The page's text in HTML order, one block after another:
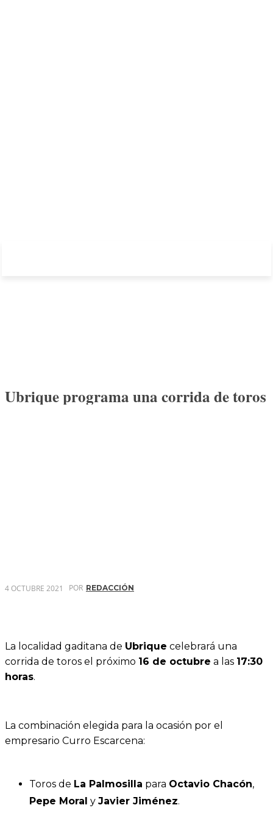
Ubrique programa una corrida de toros
4 OCTUBRE 2021 POR REDACCIÓN
La localidad gaditana de Ubrique celebrará una
corrida de toros el próximo 16 de octubre a las 17:30
horas.
La combinación elegida para la ocasión por el
empresario Curro Escarcena:
Toros de La Palmosilla para Octavio Chacón,
Pepe Moral y Javier Jiménez.